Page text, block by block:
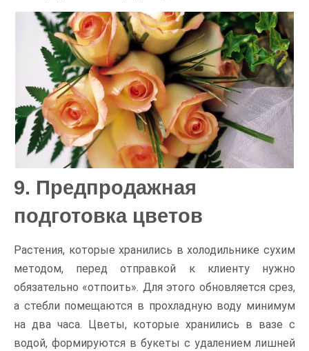
9. Предпродажная
подготовка цветов
Растения, которые хранились в холодильнике сухим
методом, перед отправкой к клиенту нужно
обязательно «отпоить». Для этого обновляется срез,
а стебли помещаются в прохладную воду минимум
на два часа. Цветы, которые хранились в вазе с
водой, формируются в букеты с удалением лишней